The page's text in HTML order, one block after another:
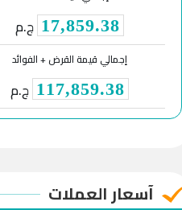
17,859.38 ج.م
إجمالي قيمة القرض + الفوائد
117,859.38 ج.م
آسعار العملات